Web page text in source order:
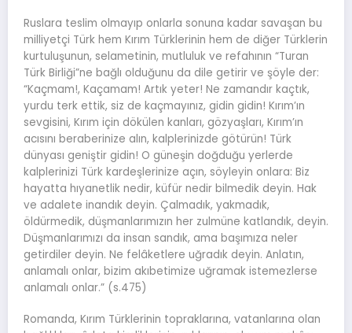
Ruslara teslim olmayıp onlarla sonuna kadar savaşan bu
milliyetçi Türk hem Kırım Türklerinin hem de diğer Türklerin
kurtuluşunun, selametinin, mutluluk ve refahının “Turan
Türk Birliği”ne bağlı olduğunu da dile getirir ve şöyle der:
“Kaçmam!, Kaçamam! Artık yeter! Ne zamandır kaçtık,
yurdu terk ettik, siz de kaçmayınız, gidin gidin! Kırım’ın
sevgisini, Kırım için dökülen kanları, gözyaşları, Kırım’ın
acısını beraberinize alın, kalplerinizde götürün! Türk
dünyası geniştir gidin! O güneşin doğduğu yerlerde
kalplerinizi Türk kardeşlerinize açın, söyleyin onlara: Biz
hayatta hıyanetlik nedir, küfür nedir bilmedik deyin. Hak
ve adalete inandık deyin. Çalmadık, yakmadık,
öldürmedik, düşmanlarımızın her zulmüne katlandık, deyin.
Düşmanlarımızı da insan sandık, ama başımıza neler
getirdiler deyin. Ne felâketlere uğradık deyin. Anlatın,
anlamalı onlar, bizim akıbetimize uğramak istemezlerse
anlamalı onlar.” (s.475)
Romanda, Kırım Türklerinin topraklarına, vatanlarına olan